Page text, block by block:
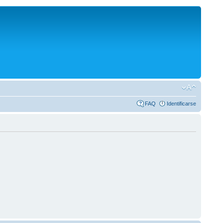
FAQ Identificarse